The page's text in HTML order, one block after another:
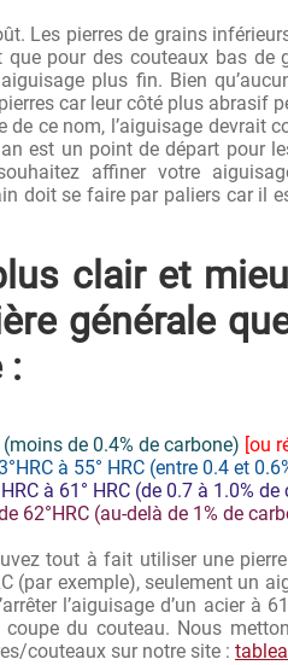
Les pierres de grains
que pour des couteaux bas
plus fin. Bien
car leur côté plus abrasif
de ce nom, l’aiguisage devrait
est un point de départ pour
affiner votre
doit se faire par paliers car il
clair et
générale
:
de 0.4% de carbone) [ou
à 55° HRC (entre 0.4 et
à 61° HRC (de 0.7 à 1.0% de
62°HRC (au-delà de 1% de
tout à fait utiliser une
(par exemple), seulement un
l’aiguisage d’un acier
du couteau. Nous
couteaux sur notre site :